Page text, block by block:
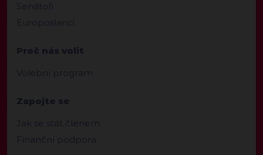
Senátoři
Europoslanci
Proč nás volit
Volební program
Zapojte se
Jak se stát členem
Finanční podpora